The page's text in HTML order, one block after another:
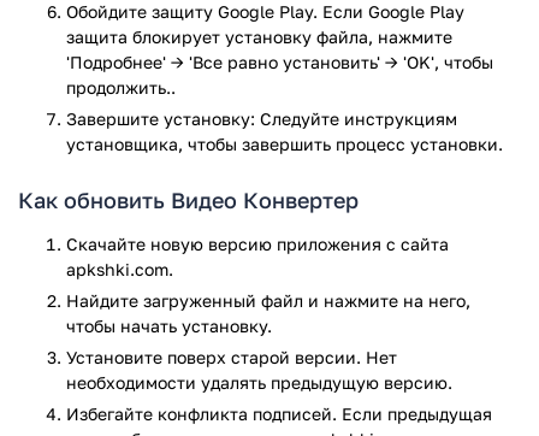
Удобный поиск и выбор файлов для
конвертирования.
Максимально простое и быстрое конвертирование.
Поддержка большинства основных форматов: AVI,
MP2, MP3, MP4, FLAC, 3GP, MPG, MKV, MOV, OGG, WAV,
WMA, WMV и т.д.
Выбор выходного формата.
Изменение разрешения видео.
Настройка соотношения сторон.
Настройка количества кадров в секунду.
Поддержка телефонов и планшетов.
Скачайте приложение Видео Конвертер для Android с
нашего сайта и получите возможность конвертировать
Обойдите защиту Google Play. Если Google Play
защита блокирует установку файла, нажмите
'Подробнее' → 'Все равно установить' → 'OK', чтобы
продолжить..
Завершите установку: Следуйте инструкциям
установщика, чтобы завершить процесс установки.
Как обновить Видео Конвертер
Скачайте новую версию приложения с сайта
apkshki.com.
Найдите загруженный файл и нажмите на него,
чтобы начать установку.
Установите поверх старой версии. Нет
необходимости удалять предыдущую версию.
Избегайте конфликта подписей. Если предыдущая